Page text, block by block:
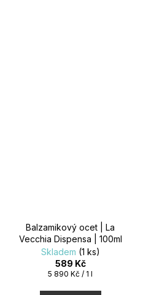
Balzamikový ocet | La
Vecchia Dispensa | 100ml
Skladem (1 ks)
589 Kč
Měrná
5 890 Kč / 1 l